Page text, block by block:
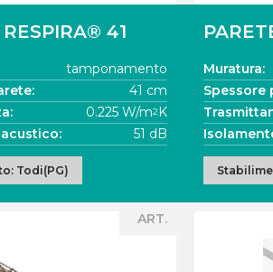
41
tamponamento
41 cm
0.225 W/m2K
51 dB
Todi(PG)
Muratura:
Spessore
ART.